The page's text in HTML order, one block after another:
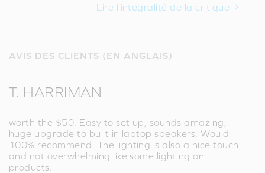
Lire l'intégralité de la critique
AVIS DES CLIENTS (EN ANGLAIS)
T. HARRIMAN
worth the $50. Easy to set up, sounds amazing,
huge upgrade to built in laptop speakers. Would
100% recommend. The lighting is also a nice touch,
and not overwhelming like some lighting on
products.